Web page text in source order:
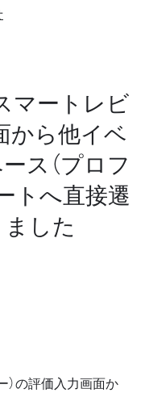
マートレビ
から他イベ
ス（プロフ
トへ直接遷
した
）の評価入力画面か